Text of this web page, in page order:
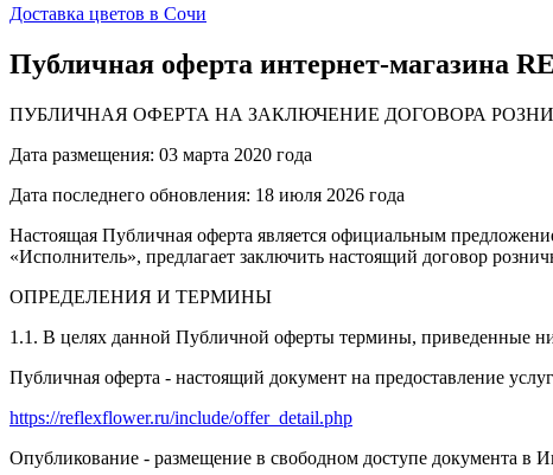
Доставка цветов в Сочи
Публичная оферта интернет-магазина
ПУБЛИЧНАЯ ОФЕРТА НА ЗАКЛЮЧЕНИЕ ДОГОВОРА
Дата размещения: 03 марта 2020 года
Дата последнего обновления: 18 июля 2026 года
Настоящая Публичная оферта является официальным
«Исполнитель», предлагает заключить настоящий договор
ОПРЕДЕЛЕНИЯ И ТЕРМИНЫ
1.1. В целях данной Публичной оферты термины, приведенные
Публичная оферта - настоящий документ на предоставление
https://reflexflower.ru/include/offer_detail.php
Опубликование - размещение в свободном доступе документа в